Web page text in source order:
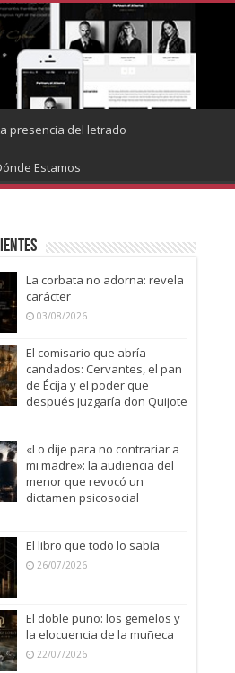
presencia del letrado
Estamos
La corbata no adorna: revela
carácter
03/08/2026
El comisario que abría
candados: Cervantes, el pan
de Écija y el poder que
después juzgaría don Quijote
«Lo dije para no contrariar a
mi madre»: la audiencia del
menor que revocó un
dictamen psicosocial
El libro que todo lo sabía
26/07/2026
El doble puño: los gemelos y
la elocuencia de la muñeca
22/07/2026